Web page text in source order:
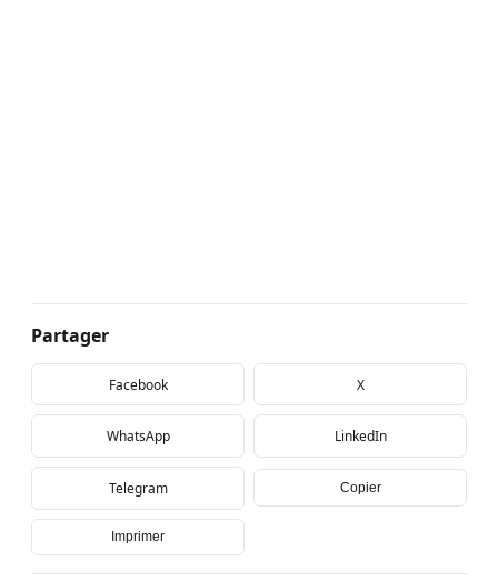
Partager
Facebook X
WhatsApp LinkedIn
Telegram Copier
Imprimer